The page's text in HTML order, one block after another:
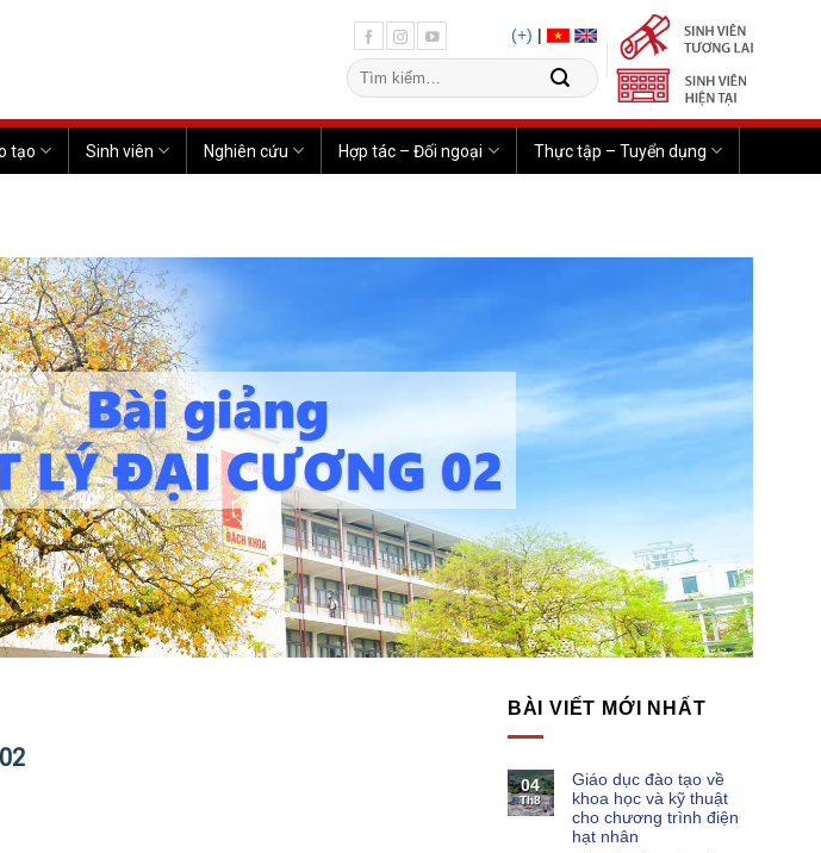
(+)
tạo Sinh viên Nghiên cứu Hợp tác – Đối ngoại Thực tập – Tuyển dụng
BÀI VIẾT MỚI NHẤT
04
Th8
Giáo dục đào tạo về
khoa học và kỹ thuật
cho chương trình điện
hạt nhân